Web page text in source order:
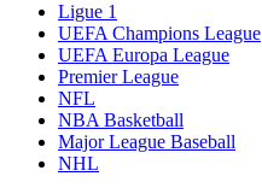
Ligue 1
UEFA Champions League
UEFA Europa League
Premier League
NFL
NBA Basketball
Major League Baseball
NHL